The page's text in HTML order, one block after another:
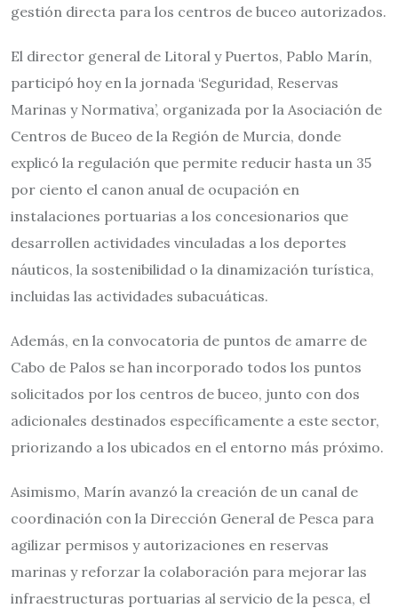
gestión directa para los centros de buceo autorizados.
El director general de Litoral y Puertos, Pablo Marín,
participó hoy en la jornada ‘Seguridad, Reservas
Marinas y Normativa’, organizada por la Asociación de
Centros de Buceo de la Región de Murcia, donde
explicó la regulación que permite reducir hasta un 35
por ciento el canon anual de ocupación en
instalaciones portuarias a los concesionarios que
desarrollen actividades vinculadas a los deportes
náuticos, la sostenibilidad o la dinamización turística,
incluidas las actividades subacuáticas.
Además, en la convocatoria de puntos de amarre de
Cabo de Palos se han incorporado todos los puntos
solicitados por los centros de buceo, junto con dos
adicionales destinados específicamente a este sector,
priorizando a los ubicados en el entorno más próximo.
Asimismo, Marín avanzó la creación de un canal de
coordinación con la Dirección General de Pesca para
agilizar permisos y autorizaciones en reservas
marinas y reforzar la colaboración para mejorar las
infraestructuras portuarias al servicio de la pesca, el